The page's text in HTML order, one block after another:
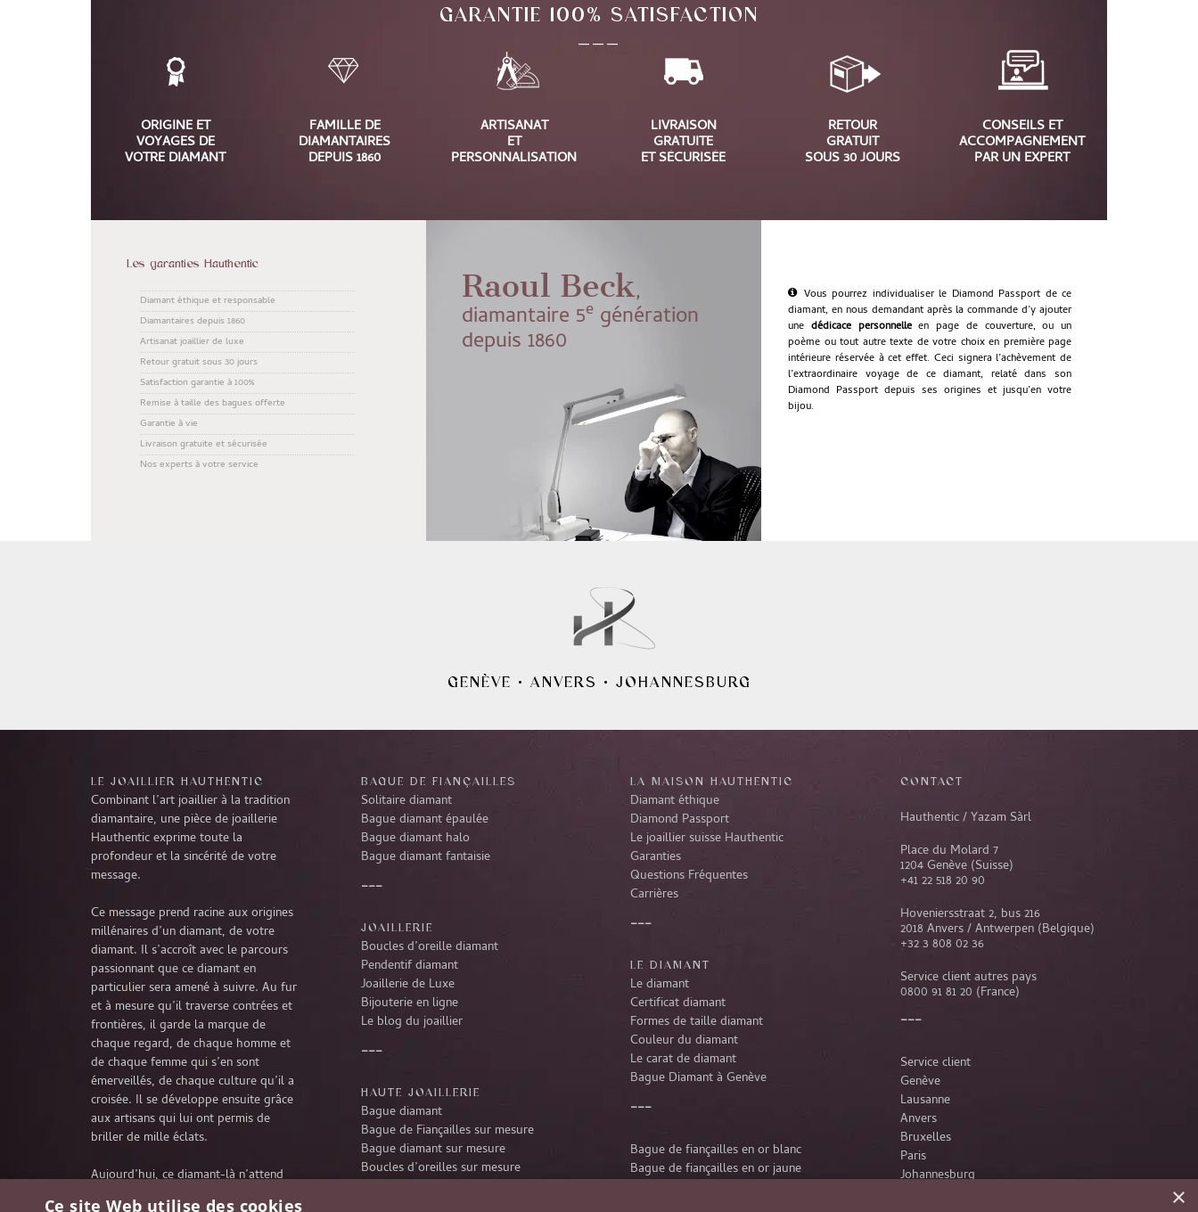
GARANTIE 100% SATISFACTION
ORIGINE ET
VOYAGES DE
VOTRE DIAMANT
FAMILLE DE
DIAMANTAIRES
DEPUIS 1860
ARTISANAT
ET
PERSONNALISATION
LIVRAISON
GRATUITE
ET SÉCURISÉE
RETOUR
GRATUIT
SOUS 30 JOURS
CONSEILS ET
ACCOMPAGNEMENT
PAR UN EXPERT
Les garanties Hauthentic
Diamant éthique et responsable
Diamantaires depuis 1860
Artisanat joaillier de luxe
Retour gratuit sous 30 jours
Satisfaction garantie à 100%
Remise à taille des bagues offerte
Garantie à vie
Livraison gratuite et sécurisée
Nos experts à votre service
Raoul Beck,
diamantaire 5e génération
depuis 1860
Vous pourrez individualiser le Diamond Passport de ce
diamant, en nous demandant après la commande d’y ajouter
une dédicace personnelleen page de couverture, ou un
poème ou tout autre texte de votre choix en première page
intérieure réservée à cet effet. Ceci signera l’achèvement de
l’extraordinaire voyage de ce diamant, relaté dans son
Diamond Passport depuis ses origines et jusqu’en votre
bijou.
GENÈVE • ANVERS • JOHANNESBURG
LE JOAILLIER HAUTHENTIC
Combinant l’art joaillier à la tradition
diamantaire, une pièce de joaillerie
Hauthentic exprime toute la
profondeur et la sincérité de votre
message.
Ce message prend racine aux origines
millénaires d’un diamant, de votre
diamant. Il s’accroît avec le parcours
passionnant que ce diamant en
particulier sera amené à suivre. Au fur
et à mesure qu’il traverse contrées et
frontières, il garde la marque de
chaque regard, de chaque homme et
de chaque femme qui s’en sont
émerveillés, de chaque culture qu’il a
croisée. Il se développe ensuite grâce
aux artisans qui lui ont permis de
briller de mille éclats.
Aujourd’hui, ce diamant-là n’attend
BAGUE DE FIANÇAILLES
Solitaire diamant
Bague diamant épaulée
Bague diamant halo
Bague diamant fantaisie
JOAILLERIE
Boucles d’oreille diamant
Pendentif diamant
Joaillerie de Luxe
Bijouterie en ligne
Le blog du joaillier
HAUTE JOAILLERIE
Bague diamant
Bague de Fiançailles sur mesure
Bague diamant sur mesure
Boucles d’oreilles sur mesure
LA MAISON HAUTHENTIC
Diamant éthique
Diamond Passport
Le joaillier suisse Hauthentic
Garanties
Questions Fréquentes
Carrières
LE DIAMANT
Le diamant
Certificat diamant
Formes de taille diamant
Couleur du diamant
Le carat de diamant
Bague Diamant à Genève
Bague de fiançailles en or blanc
Bague de fiançailles en or jaune
CONTACT
Hauthentic / Yazam Sàrl
Place du Molard 7
1204 Genève (Suisse)
+41 22 518 20 90
Hoveniersstraat 2, bus 216
2018 Anvers / Antwerpen (Belgique)
+32 3 808 02 36
Service client autres pays
0800 91 81 20 (France)
Service client
Genève
Lausanne
Anvers
Bruxelles
Paris
Johannesburg
×
Ce site Web utilise des cookies